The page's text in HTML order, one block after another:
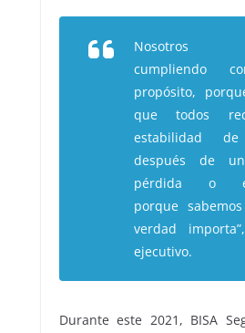
Nosotros
cumpliendo
propósito,
que todos
estabilidad
después de
pérdida o
porque
verdad
ejecutivo.
Durante este 2021, BISA